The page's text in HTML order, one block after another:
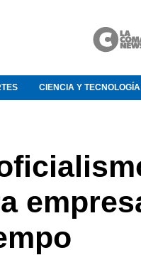
CIENCIA Y TECNOLOGÍA